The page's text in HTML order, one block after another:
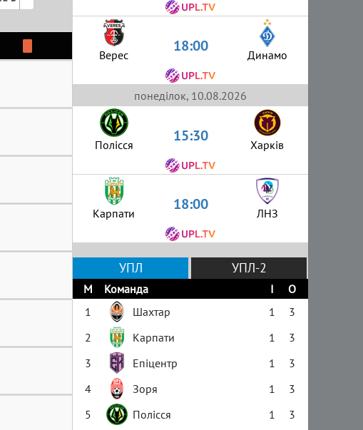
Верес 18:00 Динамо
понеділок, 10.08.2026
Полісся 15:30 Харків
Карпати 18:00 ЛНЗ
УПЛ УПЛ-2
М Команда І
О
1
Шахтар 1
3
2
Карпати 1
3
3
Епіцентр 1
3
4
Зоря 1
3
5
Полісся 1
3